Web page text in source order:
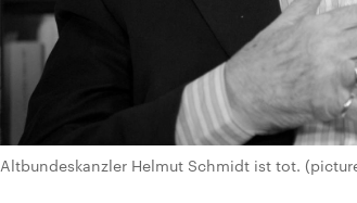
Altbundeskanzler Helmut Schmidt ist tot.